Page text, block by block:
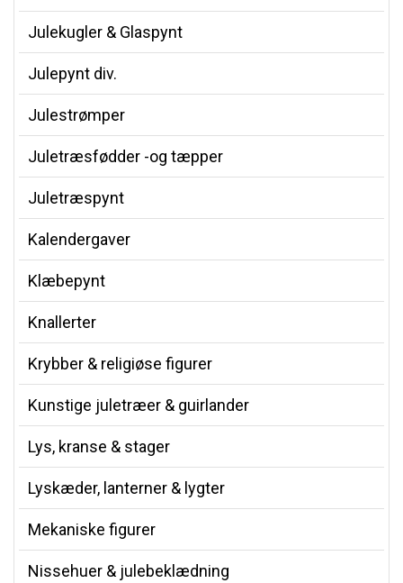
Julekugler & Glaspynt
Julepynt div.
Julestrømper
Juletræsfødder -og tæpper
Juletræspynt
Kalendergaver
Klæbepynt
Knallerter
Krybber & religiøse figurer
Kunstige juletræer & guirlander
Lys, kranse & stager
Lyskæder, lanterner & lygter
Mekaniske figurer
Nissehuer & julebeklædning